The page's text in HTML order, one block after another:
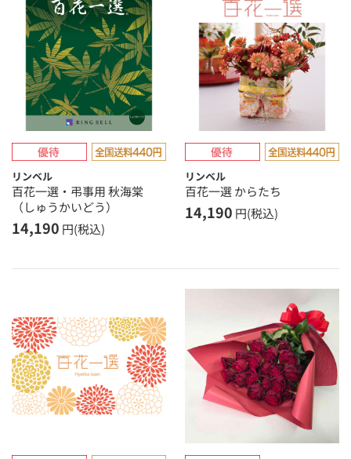
リンベル
百花一選・弔事用 秋海棠
（しゅうかいどう）
14,190 円(税込)
リンベル
百花一選 からたち
14,190 円(税込)